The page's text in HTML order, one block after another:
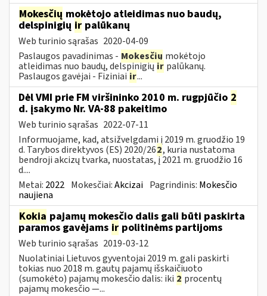
Mokesčių mokėtojo atleidimas nuo baudų,
delspinigių ir palūkanų
Web turinio sąrašas 2020-04-09
Paslaugos pavadinimas - Mokesčių mokėtojo
atleidimas nuo baudų, delspinigiųir palūkanų.
Paslaugos gavėjai - Fiziniai ir...
Dėl VMI prie FM viršininko 2010 m. rugpjūčio 2
d. įsakymo Nr. VA-88 pakeitimo
Web turinio sąrašas 2022-07-11
Informuojame, kad, atsižvelgdami į 2019 m. gruodžio 19
d. Tarybos direktyvos (ES) 2020/262, kuria nustatoma
bendroji akcizų tvarka, nuostatas, į 2021 m. gruodžio 16
d....
Metai: 2022 Mokesčiai:Akcizai Pagrindinis: Mokesčio
naujiena
Kokia pajamų mokesčio dalis gali būti paskirta
paramos gavėjams ir politinėms partijoms
Web turinio sąrašas 2019-03-12
Nuolatiniai Lietuvos gyventojai 2019 m. gali paskirti
tokias nuo 2018 m. gautų pajamų išskaičiuoto
(sumokėto) pajamų mokesčio dalis: iki 2 procentų
pajamų mokesčio —...